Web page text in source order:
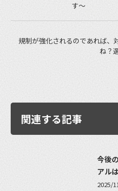
す〜
規制が強化されるのであれば、
ね？
関連する記事
今後
アル
2025/